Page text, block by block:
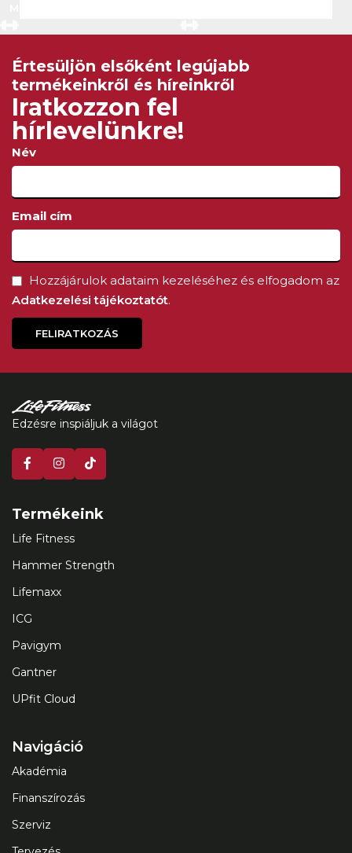
Értesüljön elsőként legújabb
termékeinkről és híreinkről
Iratkozzon fel
hírlevelünkre!
Név
Email cím
Hozzájárulok adataim kezeléséhez és elfogadom az
Adatkezelési tájékoztatót.
FELIRATKOZÁS
Edzésre inspiáljuk a világot
Termékeink
Life Fitness
Hammer Strength
Lifemaxx
ICG
Pavigym
Gantner
UPfit Cloud
Navigáció
Akadémia
Finanszírozás
Szerviz